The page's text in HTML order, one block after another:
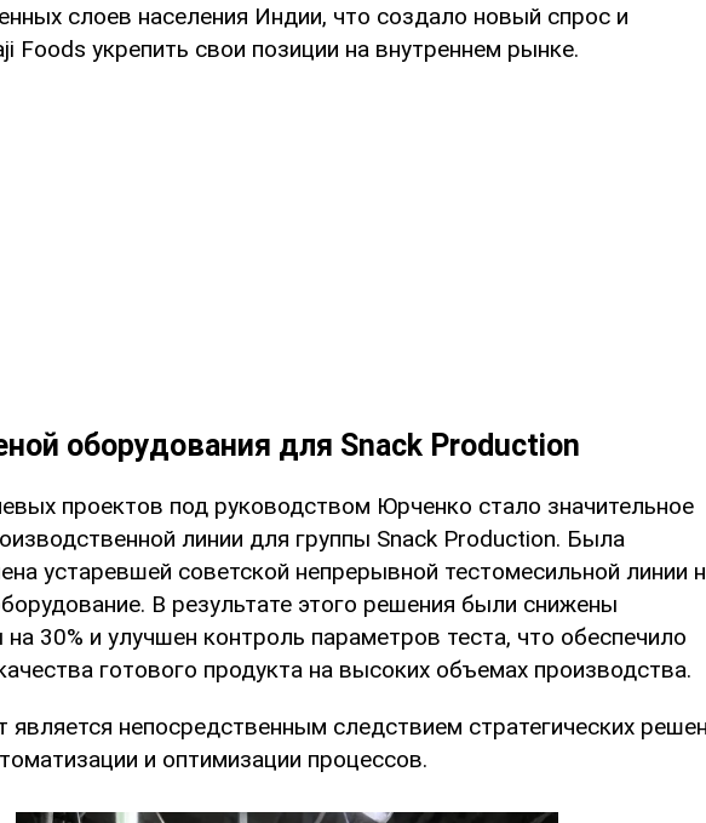
слоев населения Индии, что создало новый спрос и
Foods укрепить свои позиции на внутреннем рынке.
оборудования для Snack Production
проектов под руководством Юрченко стало значительное
линии для группы Snack Production. Была
устаревшей советской непрерывной тестомесильной линии
В результате этого решения были снижены
на 30% и улучшен контроль параметров теста, что обеспечило
готового продукта на высоких объемах производства.
является непосредственным следствием стратегических
и оптимизации процессов.